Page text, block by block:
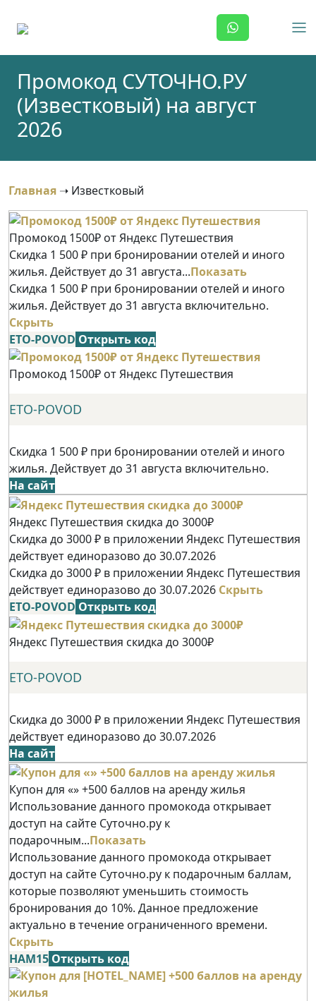
Промокод СУТОЧНО.РУ
(Известковый) на август
2026
Главная ➝ Известковый
Промокод 1500₽ от Яндекс Путешествия
Скидка 1 500 ₽ при бронировании отелей и иного
жилья. Действует до 31 августа...Показать
Скидка 1 500 ₽ при бронировании отелей и иного
жилья. Действует до 31 августа включительно.
Скрыть
ETO-POVOD Открыть код
Промокод 1500₽ от Яндекс Путешествия
ETO-POVOD
Скидка 1 500 ₽ при бронировании отелей и иного
жилья. Действует до 31 августа включительно.
На сайт
Яндекс Путешествия скидка до 3000₽
Скидка до 3000 ₽ в приложении Яндекс Путешествия
действует единоразово до 30.07.2026
Скидка до 3000 ₽ в приложении Яндекс Путешествия
действует единоразово до 30.07.2026 Скрыть
ETO-POVOD Открыть код
Яндекс Путешествия скидка до 3000₽
ETO-POVOD
Скидка до 3000 ₽ в приложении Яндекс Путешествия
действует единоразово до 30.07.2026
На сайт
Купон для «» +500 баллов на аренду жилья
Использование данного промокода открывает
доступ на сайте Суточно.ру к
подарочным...Показать
Использование данного промокода открывает
доступ на сайте Суточно.ру к подарочным баллам,
которые позволяют уменьшить стоимость
бронирования до 10%. Данное предложение
актуально в течение ограниченного времени.
Скрыть
НАМ15 Открыть код